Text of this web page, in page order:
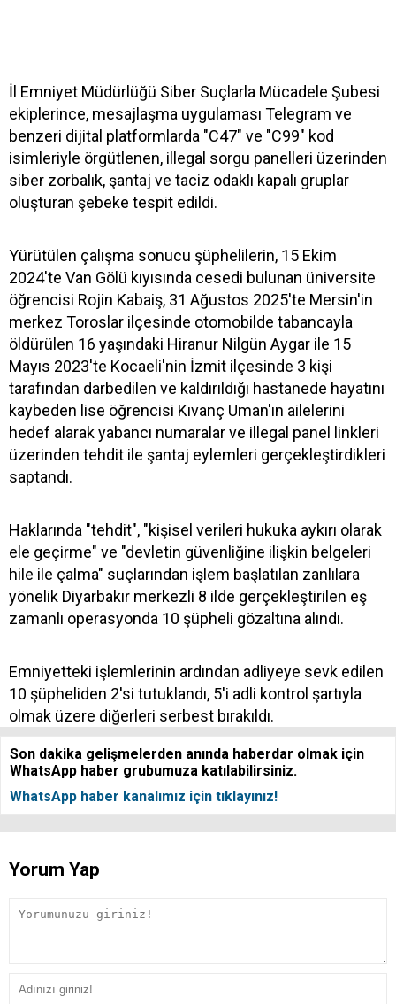
İl Emniyet Müdürlüğü Siber Suçlarla Mücadele Şubesi
ekiplerince, mesajlaşma uygulaması Telegram ve
benzeri dijital platformlarda "C47" ve "C99" kod
isimleriyle örgütlenen, illegal sorgu panelleri üzerinden
siber zorbalık, şantaj ve taciz odaklı kapalı gruplar
oluşturan şebeke tespit edildi.
Yürütülen çalışma sonucu şüphelilerin, 15 Ekim
2024'te Van Gölü kıyısında cesedi bulunan üniversite
öğrencisi Rojin Kabaiş, 31 Ağustos 2025'te Mersin'in
merkez Toroslar ilçesinde otomobilde tabancayla
öldürülen 16 yaşındaki Hiranur Nilgün Aygar ile 15
Mayıs 2023'te Kocaeli'nin İzmit ilçesinde 3 kişi
tarafından darbedilen ve kaldırıldığı hastanede hayatını
kaybeden lise öğrencisi Kıvanç Uman'ın ailelerini
hedef alarak yabancı numaralar ve illegal panel linkleri
üzerinden tehdit ile şantaj eylemleri gerçekleştirdikleri
saptandı.
Haklarında "tehdit", "kişisel verileri hukuka aykırı olarak
ele geçirme" ve "devletin güvenliğine ilişkin belgeleri
hile ile çalma" suçlarından işlem başlatılan zanlılara
yönelik Diyarbakır merkezli 8 ilde gerçekleştirilen eş
zamanlı operasyonda 10 şüpheli gözaltına alındı.
Emniyetteki işlemlerinin ardından adliyeye sevk edilen
10 şüpheliden 2'si tutuklandı, 5'i adli kontrol şartıyla
olmak üzere diğerleri serbest bırakıldı.
Son dakika gelişmelerden anında haberdar olmak için
WhatsApp haber grubumuza katılabilirsiniz.
WhatsApp haber kanalımız için tıklayınız!
Yorum Yap